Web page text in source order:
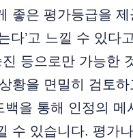
좋은 평가등급을
다’고 느낄 수 있
등으로만 가능한
황을 면밀히 검토
을 통해 인정의
수 있습니다. 평가